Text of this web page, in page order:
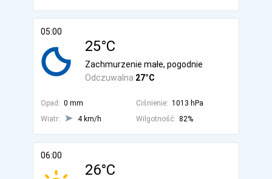
05:00
25°C
Odczuwalna 27°C
Zachmurzenie małe, pogodnie
Opad: 0 mm Ciśnienie: 1013 hPa
Wiatr:
4 km/h Wilgotność: 82%
06:00
26°C